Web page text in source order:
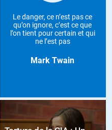
Le danger, ce n’est pas ce
qu’on ignore, c’est ce que
l’on tient pour certain et qui
ne l’est pas
Mark Twain